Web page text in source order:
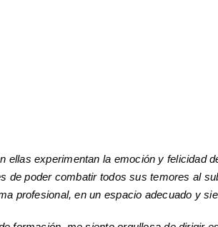
experimentan la emoción y felicidad
poder combatir todos sus temores al
profesional, en un espacio adecuado y